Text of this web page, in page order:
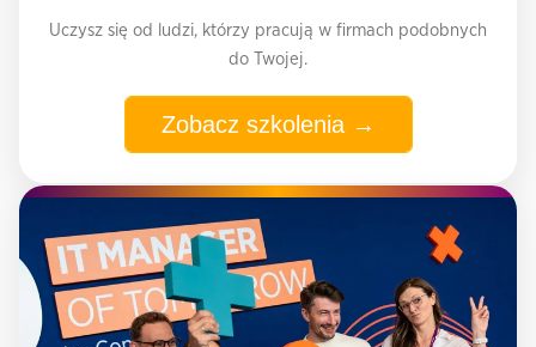
Uczysz się od ludzi, którzy pracują w firmach podobnych
do Twojej.
Zobacz szkolenia →